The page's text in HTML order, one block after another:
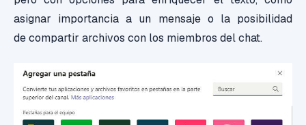
asignar importancia a un mensaje o la posibilidad
de compartir archivos con los miembros del chat.